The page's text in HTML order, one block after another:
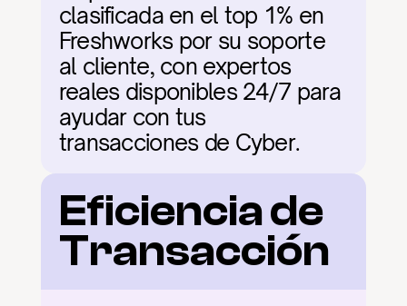
clasificada en el top 1% en
Freshworks por su soporte
al cliente, con expertos
reales disponibles 24/7 para
ayudar con tus
transacciones de Cyber.
Eficiencia de
Transacción